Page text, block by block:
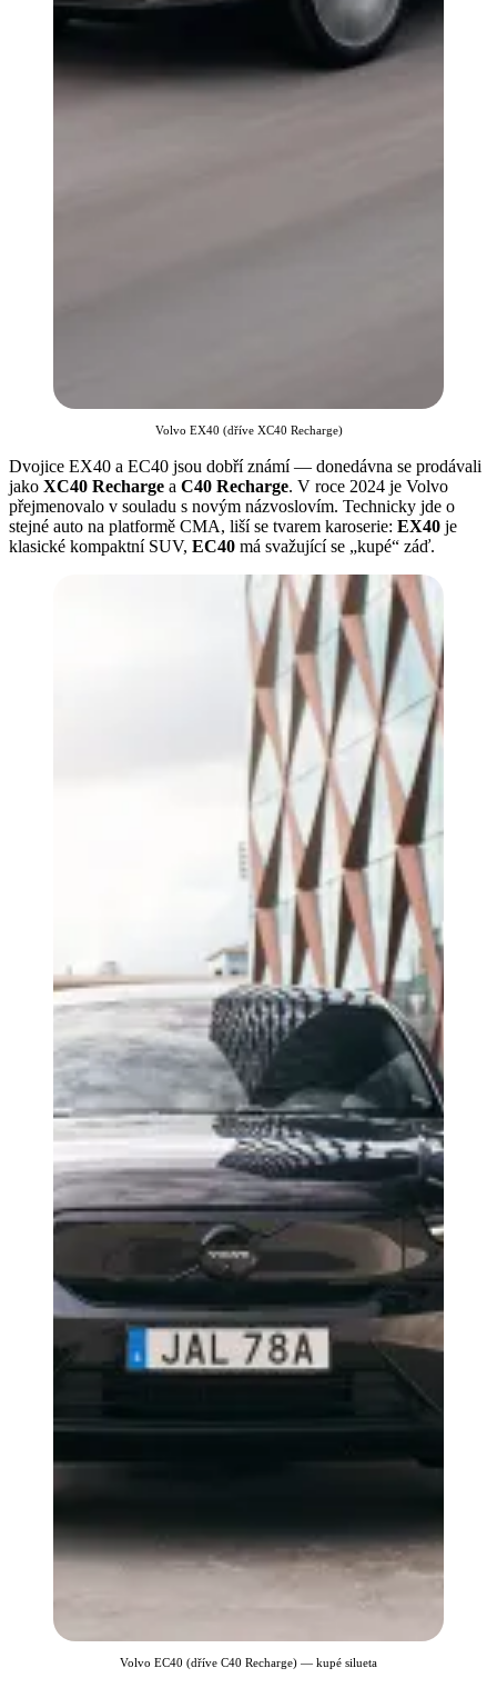
Volvo EX40 (dříve XC40 Recharge)
Dvojice EX40 a EC40 jsou dobří známí — donedávna se prodávali
jako XC40 Recharge a C40 Recharge. V roce 2024 je Volvo
přejmenovalo v souladu s novým názvoslovím. Technicky jde o
stejné auto na platformě CMA, liší se tvarem karoserie: EX40 je
klasické kompaktní SUV, EC40 má svažující se „kupé“ záď.
Volvo EC40 (dříve C40 Recharge) — kupé silueta